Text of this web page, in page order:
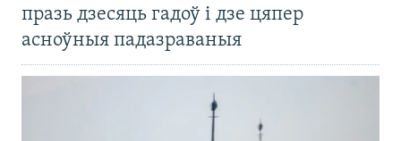
празь дзесяць гадоў і дзе цяпер
асноўныя падазраваныя